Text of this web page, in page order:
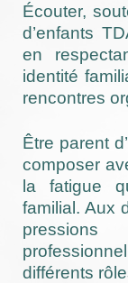
Écouter,
d’enfants
en
identité
rencontres
Être parent
composer
la fatigue
familial. Aux
différents